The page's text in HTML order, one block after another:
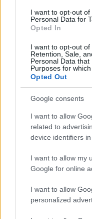
I want to opt-out
Personal Data for
Opted In
I want to opt-out of
Retention, Sale,
Personal Data
Purposes for
Opted Out
Google consents
I want to allow
related to
device identifiers in
I want to allow my
Google for online
I want to allow
personalized